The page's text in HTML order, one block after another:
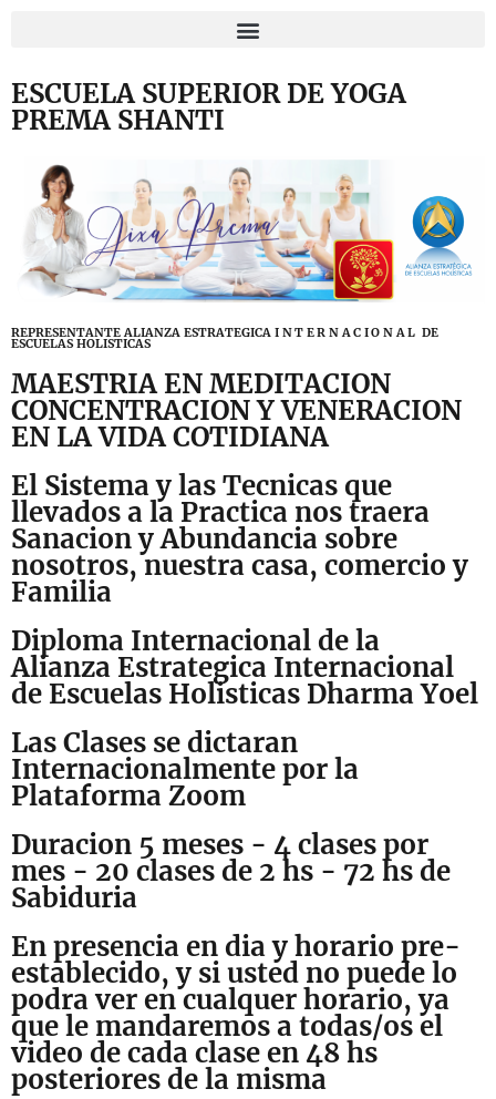
ESCUELA SUPERIOR DE YOGA
PREMA SHANTI
REPRESENTANTE ALIANZA ESTRATEGICA INTERNACIONAL DE
ESCUELAS HOLISTICAS
MAESTRIA EN MEDITACION
CONCENTRACION Y VENERACION
EN LA VIDA COTIDIANA
El Sistema y las Tecnicas que
llevados a la Practica nos traera
Sanacion y Abundancia sobre
nosotros, nuestra casa, comercio y
Familia
Diploma Internacional de la
Alianza Estrategica Internacional
de Escuelas Holisticas Dharma Yoel
Las Clases se dictaran
Internacionalmente por la
Plataforma Zoom
Duracion 5 meses - 4 clases por
mes - 20 clases de 2 hs - 72 hs de
Sabiduria
En presencia en dia y horario pre-
establecido, y si usted no puede lo
podra ver en cualquer horario, ya
que le mandaremos a todas/os el
video de cada clase en 48 hs
posteriores de la misma